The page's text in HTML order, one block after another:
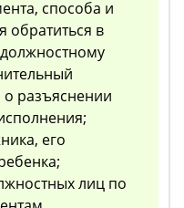
способа и
обратиться в
о разъяснении
его
лиц по